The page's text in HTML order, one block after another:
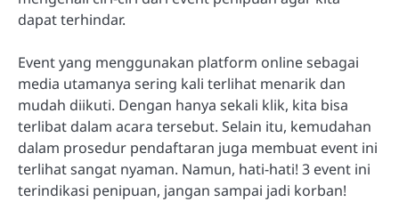
dapat terhindar.
Event yang menggunakan platform online sebagai
media utamanya sering kali terlihat menarik dan
mudah diikuti. Dengan hanya sekali klik, kita bisa
terlibat dalam acara tersebut. Selain itu, kemudahan
dalam prosedur pendaftaran juga membuat event ini
terlihat sangat nyaman. Namun, hati-hati! 3 event ini
terindikasi penipuan, jangan sampai jadi korban!